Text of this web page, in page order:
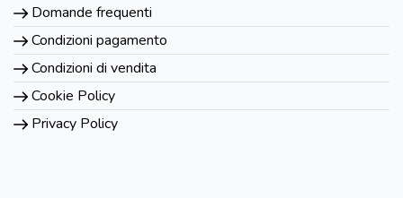
Domande frequenti
Condizioni pagamento
Condizioni di vendita
Cookie Policy
Privacy Policy